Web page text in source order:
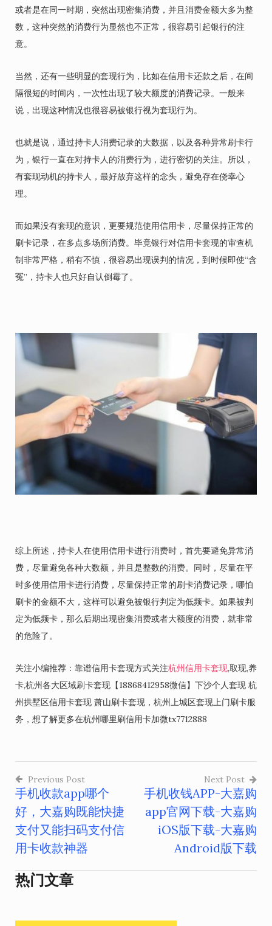
或者是在同一时期，突然出现密集消费，并且消费金额大多为整
数，这种突然的消费行为显然也不正常，很容易引起银行的注
意。
当然，还有一些明显的套现行为，比如在信用卡还款之后，在间
隔很短的时间内，一次性出现了较大额度的消费记录。一般来
说，出现这种情况也很容易被银行视为套现行为。
也就是说，通过持卡人消费记录的大数据，以及各种异常刷卡行
为，银行一直在对持卡人的消费行为，进行密切的关注。所以，
有套现动机的持卡人，最好放弃这样的念头，避免存在侥幸心
理。
而如果没有套现的意识，更要规范使用信用卡，尽量保持正常的
刷卡记录，在多点多场所消费。毕竟银行对信用卡套现的审查机
制非常严格，稍有不慎，很容易出现误判的情况，到时候即使“含
冤”，持卡人也只好自认倒霉了。
综上所述，持卡人在使用信用卡进行消费时，首先要避免异常消
费，尽量避免各种大数额，并且是整数的消费。同时，尽量在平
时多使用信用卡进行消费，尽量保持正常的刷卡消费记录，哪怕
刷卡的金额不大，这样可以避免被银行判定为低频卡。如果被判
定为低频卡，那么后期出现密集消费或者大额度的消费，就非常
的危险了。
关注小编推荐：靠谱信用卡套现方式关注杭州信用卡套现,取现,养
卡,杭州各大区域刷卡套现【18868412958微信】下沙个人套现 杭
州拱墅区信用卡套现 萧山刷卡套现，杭州上城区套现上门刷卡服
务，想了解更多在杭州哪里刷信用卡加微tx7712888
文
章
导
航
Previous Post
手机收款app哪个
好，大嘉购既能快捷
支付又能扫码支付信
用卡收款神器
Next Post
手机收钱APP-大嘉购
app官网下载-大嘉购
iOS版下载-大嘉购
Android版下载
热门文章